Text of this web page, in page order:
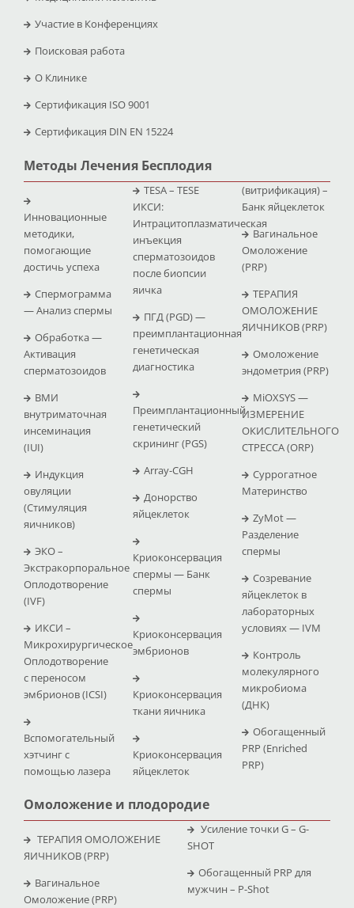
Участие в Конференциях
Поисковая работа
O Клинике
Сертификация ISO 9001
Сертификация DIN EN 15224
Методы Лечения Бесплодия
Инновационные
методики,
помогающие
достичь успеха
Спермограмма
— Анализ спермы
Обработка —
Активация
сперматозоидов
ВМИ
внутриматочная
инсеминация
(IUI)
Индукция
овуляции
(Стимуляция
яичников)
ЭКО –
Экстракорпоральное
Оплодотворение
(IVF)
ИКСИ –
Микрохирургическое
Оплодотворение
с переносом
эмбрионов (ICSI)
Вспомогательный
хэтчинг с
помощью лазера
TESA – TESE
ИКСИ:
Интрацитоплазматическая
инъекция
сперматозоидов
после биопсии
яичка
ПГД (PGD) —
преимплантационная
генетическая
диагностика
Преимплантационный
генетический
скрининг (PGS)
Array-CGH
Донорство
яйцеклеток
Криоконсервация
спермы — Банк
спермы
Криоконсервация
эмбрионов
Криоконсервация
ткани яичника
Криоконсервация
яйцеклеток
(витрификация) –
Банк яйцеклеток
Вагинальное
Омоложение
(PRP)
ТЕРАПИЯ
ОМОЛОЖЕНИЕ
ЯИЧНИКОВ (PRP)
Омоложение
эндометрия (PRP)
MiOXSYS —
ИЗМЕРЕНИЕ
ОКИСЛИТЕЛЬНОГО
СТРЕССА (ΟRP)
Суррогатное
Материнство
ZyMot —
Pазделение
спермы
Созревание
яйцеклеток в
лабораторных
условиях — IVM
Контроль
молекулярного
микробиома
(ДНК)
Обогащенный
PRP (Enriched
PRP)
Омоложение и плодородие
ТЕРАПИЯ ОМОЛОЖЕНИЕ
ЯИЧНИКОВ (PRP)
Вагинальное
Омоложение (PRP)
Усиление точки G – G-
SHOT
Обогащенный PRP для
мужчин – P-Shot